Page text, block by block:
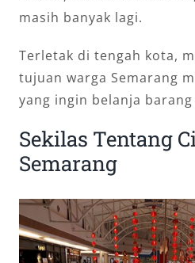
masih banyak lagi.
Terletak di tengah kota,
tujuan warga Semarang
yang ingin belanja
Sekilas Tentang
Semarang